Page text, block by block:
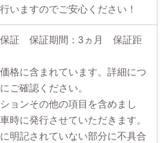
いますのでご安心ください！
保証 保証期間：3ヵ月 保証距
格に含まれています。詳細につ
ご確認ください。
ョンその他の項目を含めまし
時に発行させていただきます。
明記されていない部分に不具合